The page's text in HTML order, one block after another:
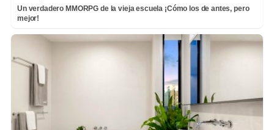
Un verdadero MMORPG de la vieja escuela ¡Cómo los de antes, pero
mejor!